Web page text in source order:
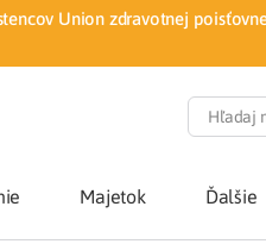
Union zdravotnej
Majetok Ďalšie